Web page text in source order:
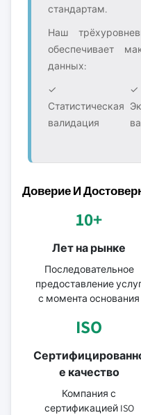
стандартам.
Наш
обеспечивает
данных:
✓
Статистическая
валидация
✓
Доверие И
10+
Лет на рынке
Последовательное
предоставление
с момента основания
ISO
е качество
Компания с
сертификацией ISO